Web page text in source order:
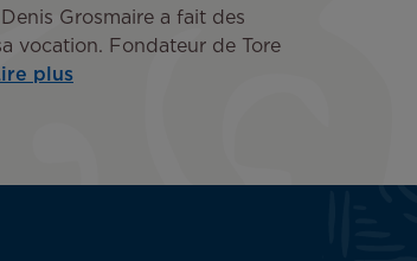
Grosmaire a fait des
vocation. Fondateur de Tore
plus